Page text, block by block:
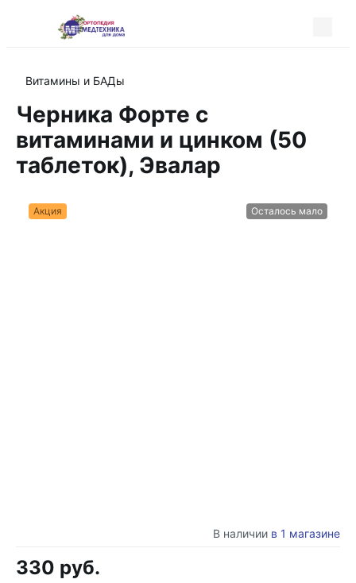
Витамины и БАДы
Черника Форте с
витаминами и цинком (50
таблеток), Эвалар
Акция Осталось мало
В наличии в 1 магазине
330 руб.